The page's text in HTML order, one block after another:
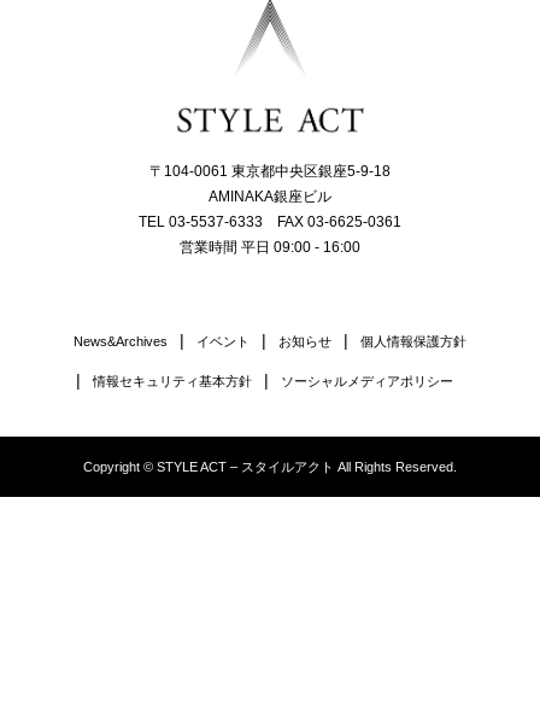
〒104-0061 東京都中央区銀座5-9-18
AMINAKA銀座ビル
TEL 03-5537-6333 FAX 03-6625-0361
営業時間 平日 09:00 - 16:00
News&Archives イベント お知らせ 個人情報保護方針
情報セキュリティ基本方針 ソーシャルメディアポリシー
Copyright © STYLE ACT – スタイルアクト All Rights Reserved.